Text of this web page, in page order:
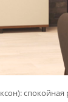
спокойная